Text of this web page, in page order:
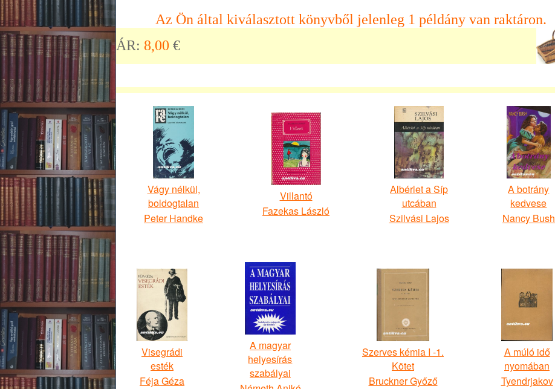
Az Ön által kiválasztott könyvből jelenleg 1 példány van raktáron.
ÁR: 8,00 €
Vágy nélkül,
boldogtalan
Peter Handke
Villantó
Fazekas László
Albérlet a Síp
utcában
Szilvási Lajos
A botrány
kedvese
Nancy Bush
Visegrádi
esték
Féja Géza
A magyar
helyesírás
szabályai
Szerves kémia I -1.
Kötet
Bruckner Győző
A múló idő
nyomában
Tyendrjakov